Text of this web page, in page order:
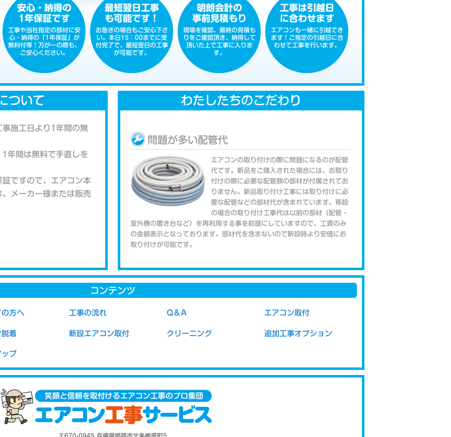
安心・納得の
1年保証です
工事や当社指定の部材に安
心・納得の「1年保証」が
無料付帯！万が一の際も、
ご安心ください。
最短翌日工事
も可能です！
お急ぎの場合もご安心下さ
い。本日15：00までに受
付完了で、最短翌日の工事
が可能です。
明朗会計の
事前見積もり
現場を確認、最終の見積も
りをご確認頂き、納得して
頂いた上で工事に入りま
す。
工事は引越日
に合わせます
エアコンも一緒に引越でき
ます！ご指定の引越日に合
わせて工事を行います。
ついて
施工日より1年間の無
年間は無料で手直しを
ですので、エアコン本
メーカー様または販売
わたしたちのこだわり
問題が多い配管代
エアコンの取り付けの際に問題になるのが配管
代です。新品をご購入された場合には、お取り
付けの際に必要な配管類の部材が付属されてお
りません。新品取り付け工事には取り付けに必
要な配管などの部材代が含まれています。移設
の場合の取り付け工事代は以前の部材（配管・
室外機の置き台など）を再利用する事を前提にしていますので、工賃のみ
の金額表示となっております。部材代を含まないので新設時より安価にお
取り付けが可能です。
高気密住宅ではエアカットバルブがお薦め
いても風が強い時などに異音がする場合があります。 こ
れは、室内機からの排水（ドレン）ホースに、気圧差で
発生を抑えるためには、エアカットバルブと呼ばれる空
エアコンの取り付け位置から室外機取り付け位置までの距離が、標準取り
付け工事に含まれる配管の長さ4m以内では届かない場合や、 中古エアコ
コンテンツ
方へ 工事の流れ Q＆A エアコン取付
着 新設エアコン取付 クリーニング 追加工事オプション
プ
〒670-0945 兵庫県姫路市北条梅原町5